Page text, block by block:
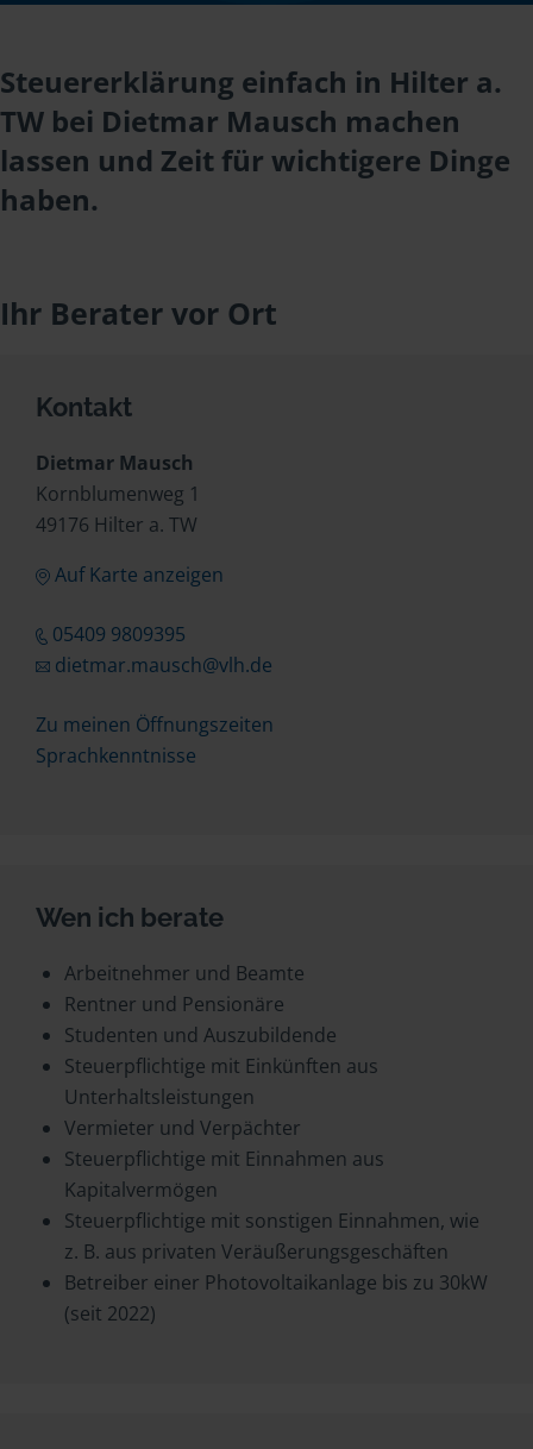
Steuererklärung einfach in Hilter a.
TW bei Dietmar Mausch machen
lassen und Zeit für wichtigere Dinge
haben.
Ihr Berater vor Ort
Kontakt
Dietmar Mausch
Kornblumenweg 1
49176 Hilter a. TW
Auf Karte anzeigen
05409 9809395
dietmar.mausch@vlh.de
Zu meinen Öffnungszeiten
Sprachkenntnisse
Wen ich berate
Arbeitnehmer und Beamte
Rentner und Pensionäre
Studenten und Auszubildende
Steuerpflichtige mit Einkünften aus
Unterhaltsleistungen
Vermieter und Verpächter
Steuerpflichtige mit Einnahmen aus
Kapitalvermögen
Steuerpflichtige mit sonstigen Einnahmen, wie
z. B. aus privaten Veräußerungsgeschäften
Betreiber einer Photovoltaikanlage bis zu 30kW
(seit 2022)